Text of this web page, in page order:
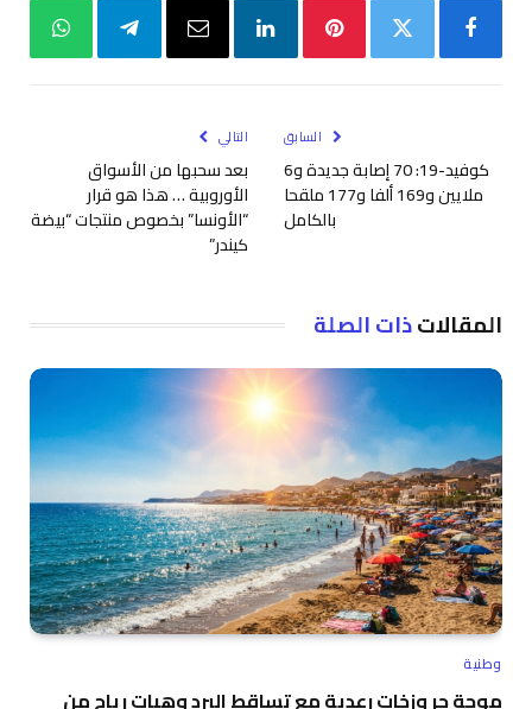
السابق
كوفيد-19: 70 إصابة جديدة و6
ملايين و169 ألفا و177 ملقحا
بالكامل
التالي
بعد سحبها من الأسواق
الأوروبية … هذا هو قرار
“الأونسا” بخصوص منتجات “بيضة
كيندر”
المقالاتذات الصلة
وطنية
موجة حر وزخات رعدية مع تساقط البرد وهبات رياح من